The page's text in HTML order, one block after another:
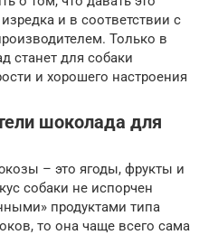
и в соответствии с
Только в
станет для собаки
и хорошего настроения
шоколада для
– это ягоды, фрукты и
собаки не испорчен
продуктами типа
то она чаще всего сама